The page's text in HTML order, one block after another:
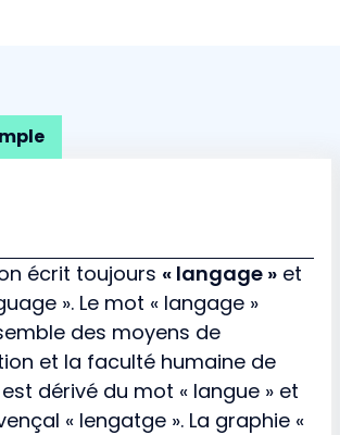
écrit toujours « langage » et
». Le mot « langage »
des moyens de
et la faculté humaine de
dérivé du mot « langue » et
« lengatge ». La graphie «